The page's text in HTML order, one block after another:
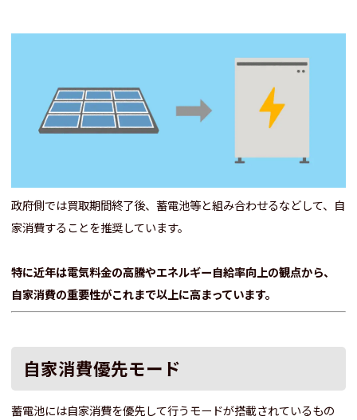
政府側では買取期間終了後、蓄電池等と組み合わせるなどして、自
家消費することを推奨しています。
特に近年は電気料金の高騰やエネルギー自給率向上の観点から、
自家消費の重要性がこれまで以上に高まっています。
自家消費優先モード
蓄電池には自家消費を優先して行うモードが搭載されているもの